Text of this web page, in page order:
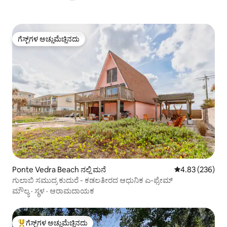
ಗೆಸ್ಟ್‌ಗಳ ಅಚ್ಚುಮೆಚ್ಚಿನದು
ಗೆಸ್ಟ್‌ಗಳ ಅಚ್ಚುಮೆಚ್ಚಿನದು
Ponte Vedra Beach ನಲ್ಲಿ ಮನೆ 5 ರಲ್ಲಿ 4.83
4.83 (236)
ಗುಲಾಬಿ ಸಮುದ್ರ ಕುದುರೆ - ಕಡಲತೀರದ ಆಧುನಿಕ ಎ-ಫ್ರೇಮ್
ಮೌಲ್ಯ· ಸ್ಥಳ · ಆರಾಮದಾಯಕ
ಗೆಸ್ಟ್‌ಗಳ ಅಚ್ಚುಮೆಚ್ಚಿನದು